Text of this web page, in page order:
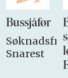
Bussjåfør
Snarest